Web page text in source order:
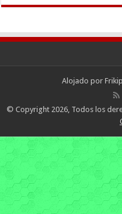
Alojado por
© Copyright 2026, Todos los